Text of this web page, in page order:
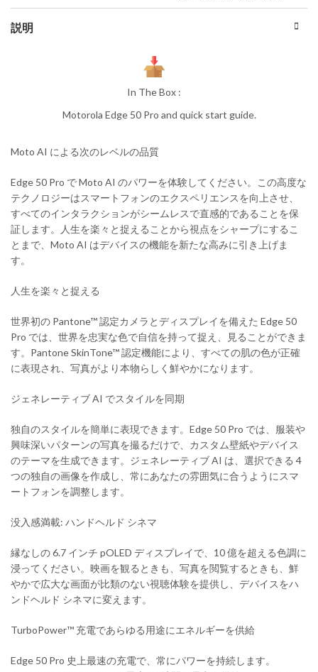
説明
In The Box :
Motorola Edge 50 Pro and quick start guide.
Moto AI による次のレベルの品質
Edge 50 Pro で Moto AI のパワーを体験してください。この高度な
テクノロジーはスマートフォンのエクスペリエンスを向上させ、
すべてのインタラクションがシームレスで直感的であることを保
証します。人生を楽々と捉えることから視点をシャープにするこ
とまで、Moto AI はデバイスの機能を新たな高みに引き上げま
す。
人生を楽々と捉える
世界初の Pantone™ 認定カメラとディスプレイを備えた Edge 50
Pro では、世界を忠実な色で自信を持って捉え、見ることができま
す。Pantone SkinTone™ 認定機能により、すべての肌の色が正確
に表現され、写真がより本物らしく鮮やかになります。
ジェネレーティブ AI でスタイルを同期
独自のスタイルを簡単に表現できます。Edge 50 Pro では、服装や
興味深いパターンの写真を撮るだけで、カスタム壁紙やデバイス
のテーマを生成できます。ジェネレーティブ AI は、選択できる 4
つの独自の画像を作成し、常にあなたの雰囲気に合うようにスマ
ートフォンを調整します。
没入感満載: ハンドヘルド シネマ
縁なしの 6.7 インチ pOLED ディスプレイで、10 億を超える色調に
浸ってください。映画を観るときも、写真を閲覧するときも、鮮
やかで広大な画面が比類のない視聴体験を提供し、デバイスをハ
ンドヘルド シネマに変えます。
TurboPower™ 充電であらゆる用途にエネルギーを供給
Edge 50 Pro 史上最速の充電で、常にパワーを持続します。